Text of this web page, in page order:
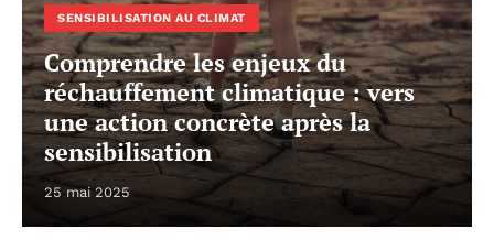
SENSIBILISATION AU CLIMAT
Comprendre les enjeux du
réchauffement climatique : vers
une action concrète après la
sensibilisation
25 mai 2025